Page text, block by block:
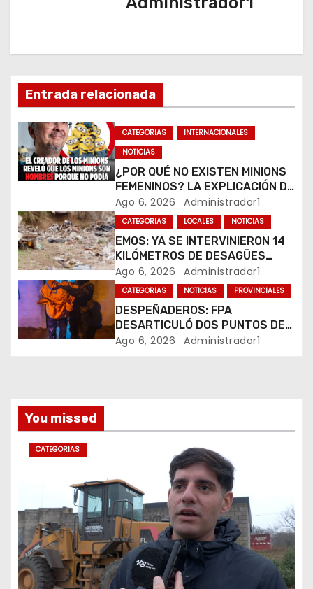
n
d
e
e
n
t
r
a
d
Entrada relacionada
CATEGORIAS
INTERNACIONALES
NOTICIAS
¿POR QUÉ NO EXISTEN MINIONS
FEMENINOS? LA EXPLICACIÓN DE
SU CREADOR QUE VOLVIÓ A
VIRALIZARSE
Ago 6, 2026 Administrador1
CATEGORIAS LOCALES NOTICIAS
EMOS: YA SE INTERVINIERON 14
KILÓMETROS DE DESAGÜES
PLUVIALES
Ago 6, 2026 Administrador1
CATEGORIAS NOTICIAS PROVINCIALES
DESPEÑADEROS: FPA
DESARTICULÓ DOS PUNTOS DE
VENTA DE DROGAS. TRES
Ago 6, 2026 Administrador1
You missed
CATEGORIAS